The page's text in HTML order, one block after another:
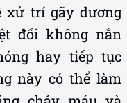
trí gãy dương
đối không nắn
hay tiếp tục
này có thể làm